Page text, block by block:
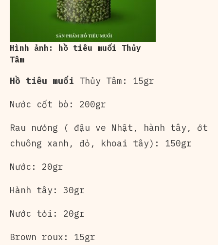
Hình ảnh: hồ tiêu muối Thủy
Tâm
Hồ tiêu muối Thủy Tâm: 15gr
Nước cốt bò: 200gr
Rau nướng ( đậu ve Nhật, hành tây, ớt
chuông xanh, đỏ, khoai tây): 150gr
Nước: 20gr
Hành tây: 30gr
Nước tỏi: 20gr
Brown roux: 15gr